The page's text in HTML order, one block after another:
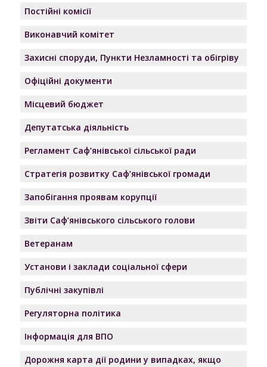
Постійні комісії
Виконавчий комітет
Захисні споруди, Пункти Незламності та обігріву
Офіційні документи
Місцевий бюджет
Депутатська діяльність
Регламент Саф’янівської сільської ради
Стратегія розвитку Саф’янівської громади
Запобігання проявам корупції
Звіти Саф’янівського сільського голови
Ветеранам
Установи і заклади соціальної сфери
Публічні закупівлі
Регуляторна політика
Інформація для ВПО
Дорожня карта дії родини у випадках, якщо